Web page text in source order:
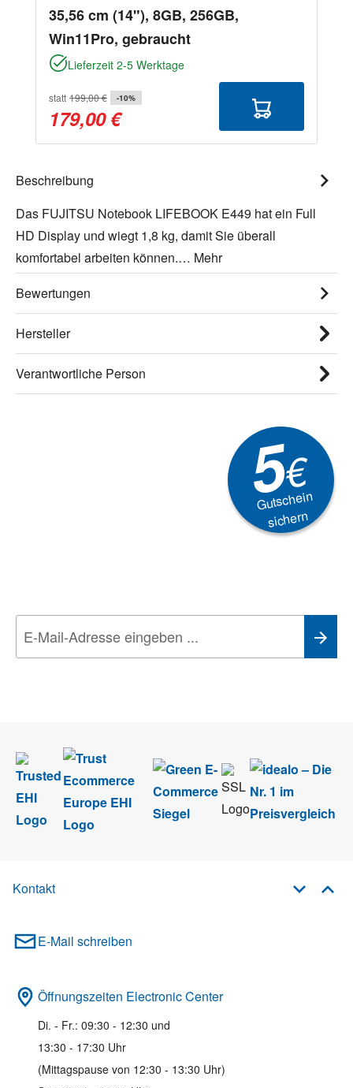
35,56 cm (14"), 8GB, 256GB,
Win11Pro, gebraucht
Lieferzeit 2-5 Werktage
statt 199,00 € -10%
179,00 €
Beschreibung
Das FUJITSU Notebook LIFEBOOK E449 hat ein Full
HD Display und wiegt 1,8 kg, damit Sie überall
komfortabel arbeiten können.… Mehr
Bewertungen
Hersteller
Verantwortliche Person
5€
Gutschein
sichern
Kontakt
E-Mail schreiben
Öffnungszeiten Electronic Center
Di. - Fr.: 09:30 - 12:30 und
13:30 - 17:30 Uhr
(Mittagspause von 12:30 - 13:30 Uhr)